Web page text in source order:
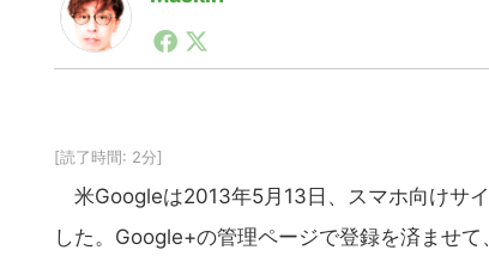
1990年代初頭から記者としてまた起業家とし
る。シリコンバレーやEU等でのスタートアッ
[読了時間: 2分]
米Googleは2013年5月13日、スマホ向けサ
した。Google+の管理ページで登録を済ませ